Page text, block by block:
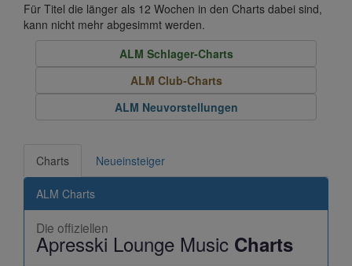
Für Titel die länger als 12 Wochen in den Charts dabei sind,
kann nicht mehr abgesimmt werden.
ALM Schlager-Charts
ALM Club-Charts
ALM Neuvorstellungen
Charts Neueinsteiger
ALM Charts
Die offiziellen
Apresski Lounge Music Charts